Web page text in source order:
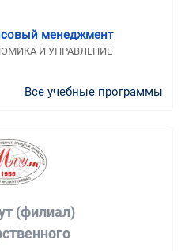
менеджмент
И УПРАВЛЕНИЕ
Все учебные программы
(филиал)